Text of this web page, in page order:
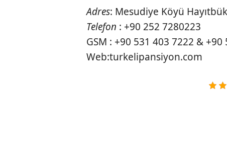
Adres: Mesudiye Köyü
Telefon : +90 252 7280223
GSM : +90 531 403 7222 & +90
Web:turkelipansiyon.com